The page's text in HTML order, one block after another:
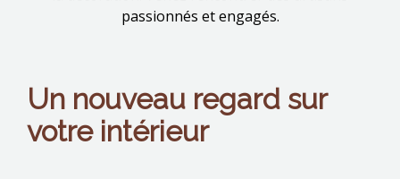
passionnés et engagés.
Un nouveau regard sur
votre intérieur